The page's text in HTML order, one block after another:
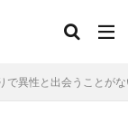
で異性と出会うことが